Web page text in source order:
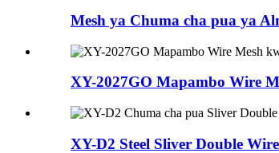
Mesh ya Chuma cha pua ya
XY-2027GO Mapambo Wire
XY-D2 Steel Sliver Double